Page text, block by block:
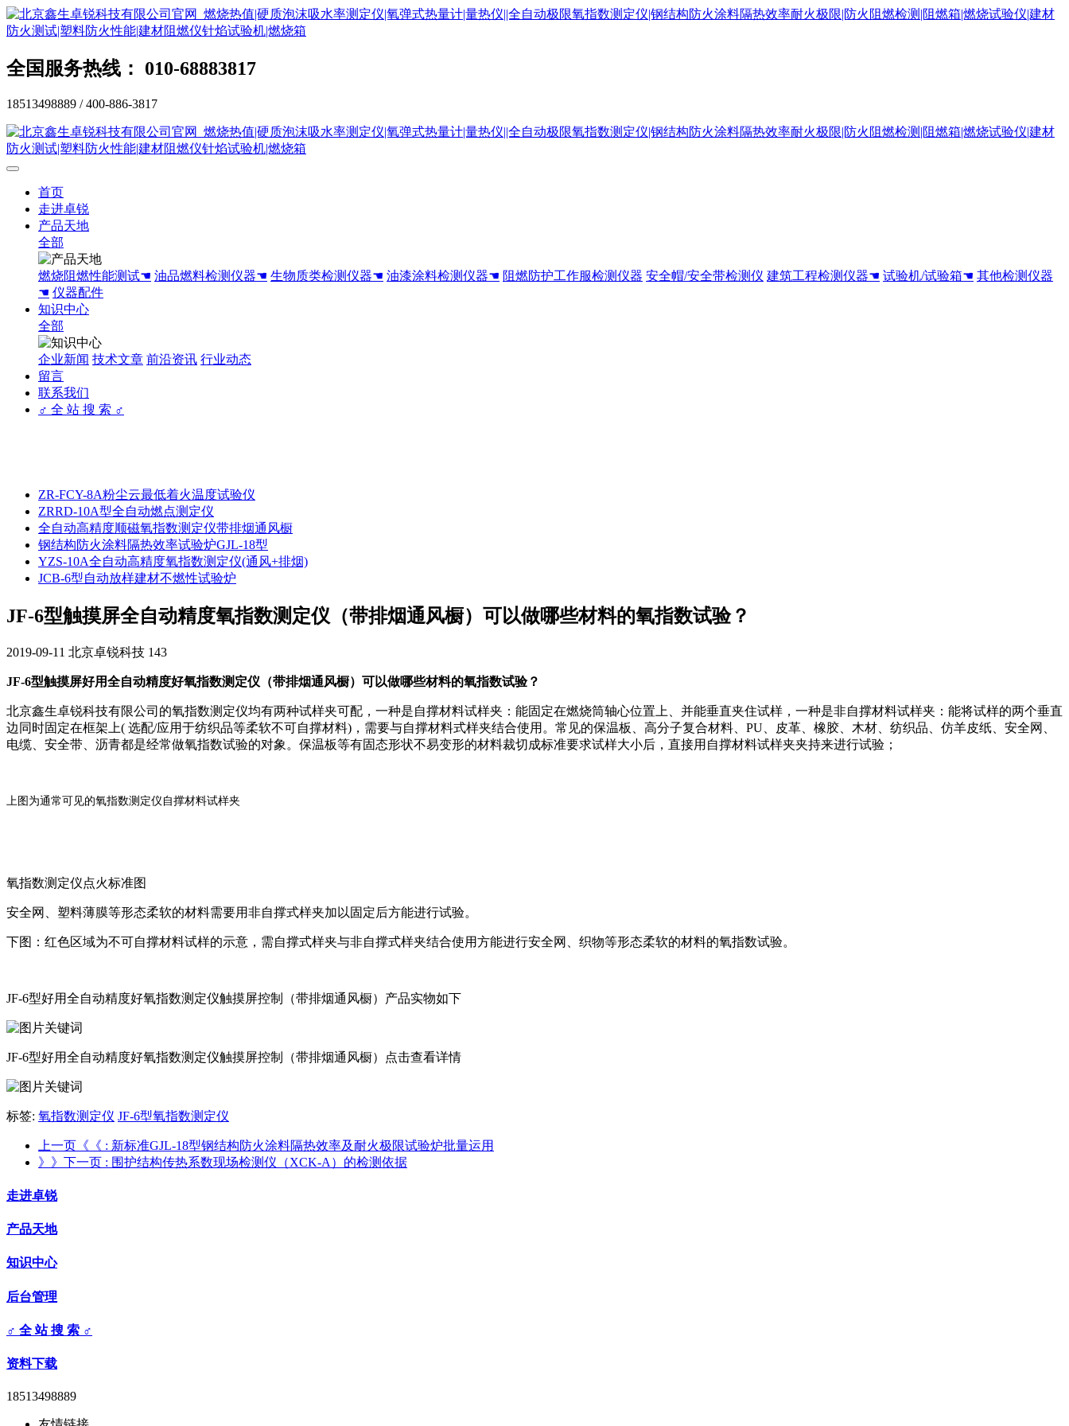
全国服务热线： 010-68883817
18513498889 / 400-886-3817
首页
走进卓锐
产品天地
全部
燃烧阻燃性能测试☚ 油品燃料检测仪器☚ 生物质类检测仪器☚ 油漆涂料检测仪器☚ 阻燃防护工作服检测仪器 安全帽/安全带检测仪 建筑工程检测仪器☚ 试验机/试验箱☚ 其他检测仪器
☚ 仪器配件
知识中心
全部
企业新闻 技术文章 前沿资讯 行业动态
留言
联系我们
♂ 全 站 搜 索 ♂
ZR-FCY-8A粉尘云最低着火温度试验仪
ZRRD-10A型全自动燃点测定仪
全自动高精度顺磁氧指数测定仪带排烟通风橱
钢结构防火涂料隔热效率试验炉GJL-18型
YZS-10A全自动高精度氧指数测定仪(通风+排烟)
JCB-6型自动放样建材不燃性试验炉
JF-6型触摸屏全自动精度氧指数测定仪（带排烟通风橱）可以做哪些材料的氧指数试验？
2019-09-11 北京卓锐科技 143
JF-6型触摸屏好用全自动精度好氧指数测定仪（带排烟通风橱）可以做哪些材料的氧指数试验？
北京鑫生卓锐科技有限公司的氧指数测定仪均有两种试样夹可配，一种是自撑材料试样夹：能固定在燃烧筒轴心位置上、并能垂直夹住试样，一种是非自撑材料试样夹：能将试样的两个垂直
边同时固定在框架上( 选配/应用于纺织品等柔软不可自撑材料)，需要与自撑材料式样夹结合使用。常见的保温板、高分子复合材料、PU、皮革、橡胶、木材、纺织品、仿羊皮纸、安全网、
电缆、安全带、沥青都是经常做氧指数试验的对象。保温板等有固态形状不易变形的材料裁切成标准要求试样大小后，直接用自撑材料试样夹夹持来进行试验；
上图为通常可见的氧指数测定仪自撑材料试样夹
氧指数测定仪点火标准图
安全网、塑料薄膜等形态柔软的材料需要用非自撑式样夹加以固定后方能进行试验。
下图：红色区域为不可自撑材料试样的示意，需自撑式样夹与非自撑式样夹结合使用方能进行安全网、织物等形态柔软的材料的氧指数试验。
JF-6型好用全自动精度好氧指数测定仪触摸屏控制（带排烟通风橱）产品实物如下
JF-6型好用全自动精度好氧指数测定仪触摸屏控制（带排烟通风橱）点击查看详情
标签: 氧指数测定仪 JF-6型氧指数测定仪
上一页《《 : 新标准GJL-18型钢结构防火涂料隔热效率及耐火极限试验炉批量运用
》》下一页 : 围护结构传热系数现场检测仪（XCK-A）的检测依据
走进卓锐
产品天地
知识中心
后台管理
♂ 全 站 搜 索 ♂
资料下载
18513498889